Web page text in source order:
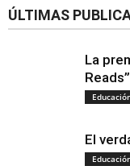
ÚLTIMAS
La
El